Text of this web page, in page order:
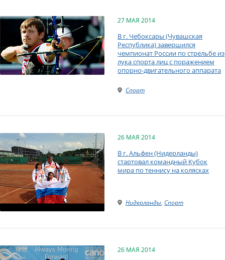
27 МАЯ 2014
В г. Чебоксары (Чувашская
Республика) завершился
чемпионат России по стрельбе из
лука спорта лиц с поражением
опорно-двигательного аппарата
Спорт
26 МАЯ 2014
В г. Альфен (Нидерланды)
стартовал командный Кубок
мира по теннису на колясках
Нидерланды, Спорт
26 МАЯ 2014